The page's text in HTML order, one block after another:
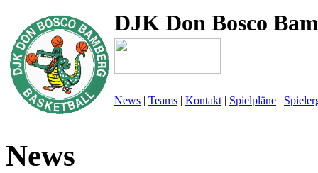
DJK Don Bosco
News | Teams | Kontakt | Spielpläne |
News